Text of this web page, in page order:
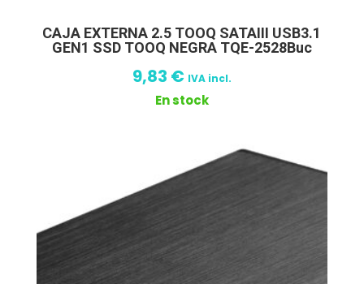
CAJA EXTERNA 2.5 TOOQ SATAIII USB3.1
GEN1 SSD TOOQ NEGRA TQE-2528Buc
9,83 € IVA incl.
En stock